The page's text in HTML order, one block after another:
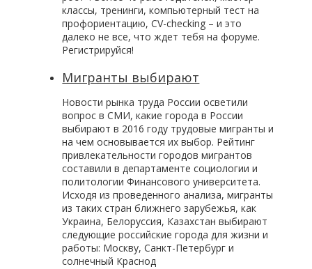
классы, тренинги, компьютерный тест на
профориентацию, CV-checking – и это
далеко не все, что ждет тебя на форуме.
Регистрируйся!
Мигранты выбирают
Новости рынка труда России осветили
вопрос в СМИ, какие города в России
выбирают в 2016 году трудовые мигранты и
на чем основывается их выбор. Рейтинг
привлекательности городов мигрантов
составили в департаменте социологии и
политологии Финансового университета.
Исходя из проведенного анализа, мигранты
из таких стран ближнего зарубежья, как
Украина, Белоруссия, Казахстан выбирают
следующие российские города для жизни и
работы: Москву, Санкт-Петербург и
солнечный Краснод